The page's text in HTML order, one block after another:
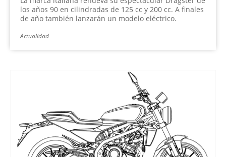
los años 90 en cilindradas de 125 cc y 200 cc. A finales
de año también lanzarán un modelo eléctrico.
Actualidad